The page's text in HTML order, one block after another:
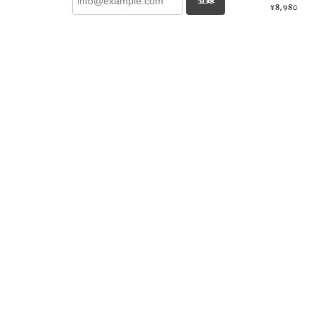
¥8,980